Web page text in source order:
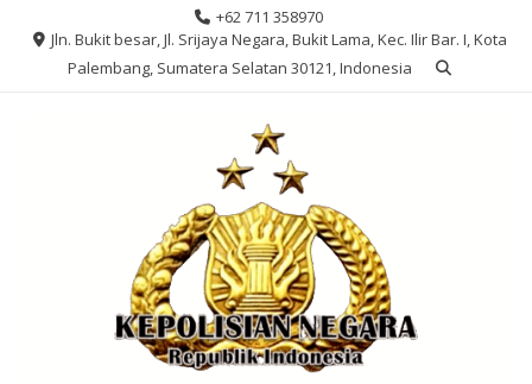
+62 711 358970
Jln. Bukit besar, Jl. Srijaya Negara, Bukit Lama, Kec. Ilir Bar. I, Kota
Palembang, Sumatera Selatan 30121, Indonesia